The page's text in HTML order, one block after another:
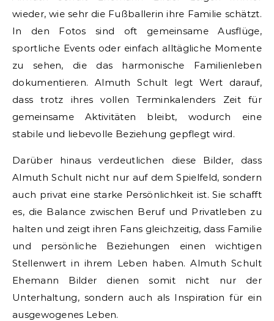
wieder, wie sehr die Fußballerin ihre Familie schätzt.
In den Fotos sind oft gemeinsame Ausflüge,
sportliche Events oder einfach alltägliche Momente
zu sehen, die das harmonische Familienleben
dokumentieren. Almuth Schult legt Wert darauf,
dass trotz ihres vollen Terminkalenders Zeit für
gemeinsame Aktivitäten bleibt, wodurch eine
stabile und liebevolle Beziehung gepflegt wird.
Darüber hinaus verdeutlichen diese Bilder, dass
Almuth Schult nicht nur auf dem Spielfeld, sondern
auch privat eine starke Persönlichkeit ist. Sie schafft
es, die Balance zwischen Beruf und Privatleben zu
halten und zeigt ihren Fans gleichzeitig, dass Familie
und persönliche Beziehungen einen wichtigen
Stellenwert in ihrem Leben haben. Almuth Schult
Ehemann Bilder dienen somit nicht nur der
Unterhaltung, sondern auch als Inspiration für ein
ausgewogenes Leben.